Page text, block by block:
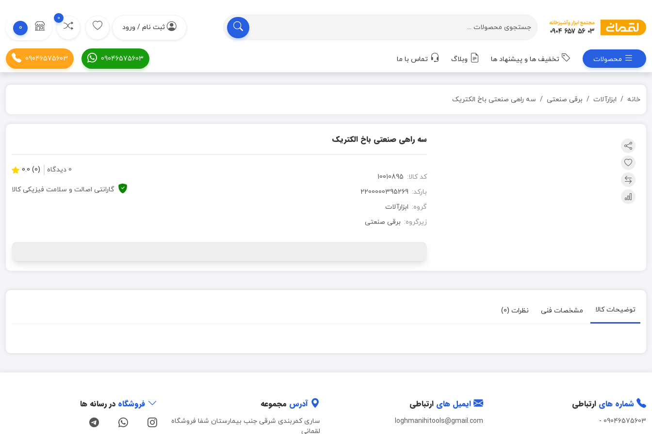
ثبت نام / ورود
0
0
محصولات تخفیف ها و پیشنهاد ها وبلاگ تماس با ما 09046575603
09046575603
خانه ابزارآلات برقی صنعتی سه راهی صنعتی باخ الکتریک
سه راهی صنعتی باخ الکتریک
کد کالا: 10010895
بارکد: 2200000395269
گروه: ابزارآلات
زیرگروه: برقی صنعتی
0 دیدگاه (0) 0.0
گارانتی اصالت و سلامت فیزیکی کالا
توضیحات کالا مشخصات فنی نظرات (0)
شماره های ارتباطی
09046575603
-
ایمیل های ارتباطی
loghmanihitools@gmail.com
آدرس مجموعه
ساری کمربندی شرقی جنب بیمارستان شفا فروشگاه
لقمانی
فروشگاه در رسانه ها